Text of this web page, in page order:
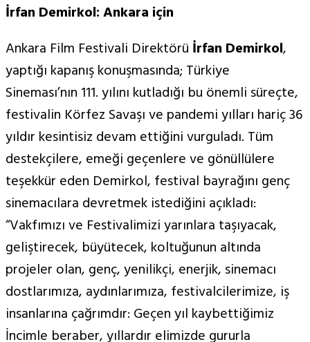
İrfan Demirkol: Ankara için
Ankara Film Festivali Direktörü İrfan Demirkol,
yaptığı kapanış konuşmasında; Türkiye
Sineması’nın 111. yılını kutladığı bu önemli süreçte,
festivalin Körfez Savaşı ve pandemi yılları hariç 36
yıldır kesintisiz devam ettiğini vurguladı. Tüm
destekçilere, emeği geçenlere ve gönüllülere
teşekkür eden Demirkol, festival bayrağını genç
sinemacılara devretmek istediğini açıkladı:
“Vakfımızı ve Festivalimizi yarınlara taşıyacak,
geliştirecek, büyütecek, koltuğunun altında
projeler olan, genç, yenilikçi, enerjik, sinemacı
dostlarımıza, aydınlarımıza, festivalcilerimize, iş
insanlarına çağrımdır: Geçen yıl kaybettiğimiz
İncimle beraber, yıllardır elimizde gururla